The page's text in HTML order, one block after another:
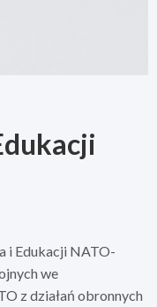
i Edukacji NATO-
we
z działań obronnych